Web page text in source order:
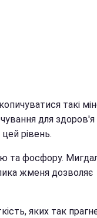
такі
для
рівень.
та фосфору.
жменя дозволяє
яких так